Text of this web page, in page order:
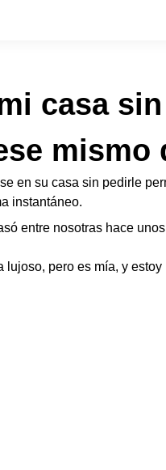
casa
mismo
en su casa sin pedirle
instantáneo.
entre nosotras hace
pero es mía, y